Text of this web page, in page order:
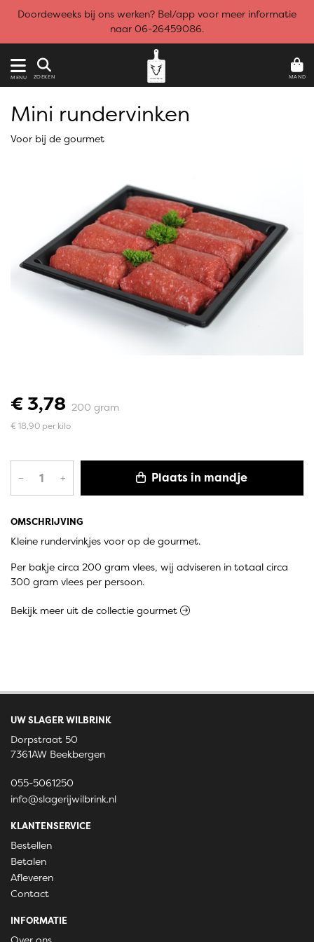
Doordeweeks bij ons werken? Bel/app voor meer informatie
naar 06-26459086.
MENU ZOEKEN MAND
OMSCHRIJVING
Kleine rundervinkjes voor op de gourmet.
Per bakje circa 200 gram vlees, wij adviseren in totaal circa
300 gram vlees per persoon.
Mini rundervinken
Voor bij de gourmet
€ 3,78 200 gram
€ 18,90 per kilo
– + Plaats in mandje
Bekijk meer uit de collectie gourmet
UW SLAGER WILBRINK
Dorpstraat 50
7361AW Beekbergen
055-5061250
info@slagerijwilbrink.nl
KLANTENSERVICE
Bestellen
Betalen
Afleveren
Contact
INFORMATIE